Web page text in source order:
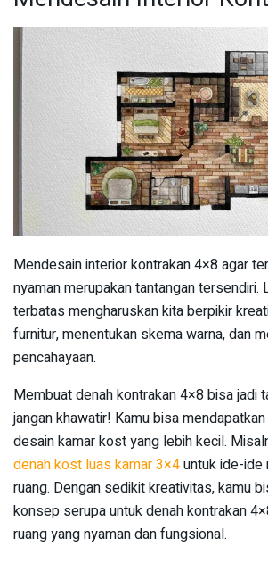
Mendesain interior kontrakan 4×8 agar
nyaman merupakan tantangan tersendiri.
terbatas mengharuskan kita berpikir
furnitur, menentukan skema warna, dan
pencahayaan.
Membuat denah kontrakan 4×8 bisa jadi
jangan khawatir! Kamu bisa
desain kamar kost yang lebih kecil.
denah kost luas kamar 3×4untuk ide-ide
ruang. Dengan sedikit kreativitas, kamu
konsep serupa untuk denah kontrakan
ruang yang nyaman dan fungsional.